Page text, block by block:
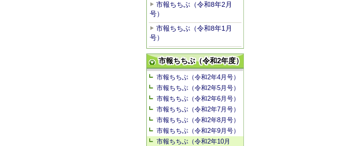
市報ちちぶ（令和8年2月
号）
市報ちちぶ（令和8年1月
号）
市報ちちぶ（令和2年度）
市報ちちぶ（令和2年4月号）
市報ちちぶ（令和2年5月号）
市報ちちぶ（令和2年6月号）
市報ちちぶ（令和2年7月号）
市報ちちぶ（令和2年8月号）
市報ちちぶ（令和2年9月号）
市報ちちぶ（令和2年10月